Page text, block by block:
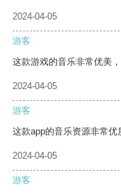
2024-04-05
游客
这款游戏的音乐非常优美
2024-04-05
游客
这款app的音乐资源非常优
2024-04-05
游客